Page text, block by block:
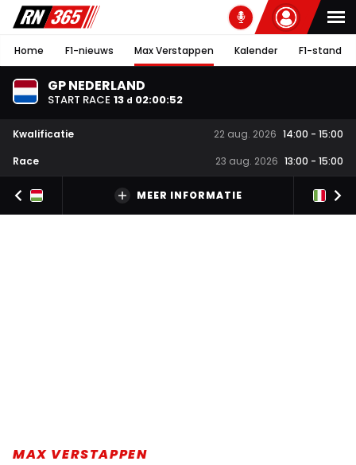
Home F1-nieuws Max Verstappen Kalender F1-stand
GP NEDERLAND
START RACE 13 d 02:00:52
Kwalificatie 22 aug. 2026 14:00 - 15:00
Race
23 aug. 2026 13:00 - 15:00
MEER INFORMATIE
MAX VERSTAPPEN